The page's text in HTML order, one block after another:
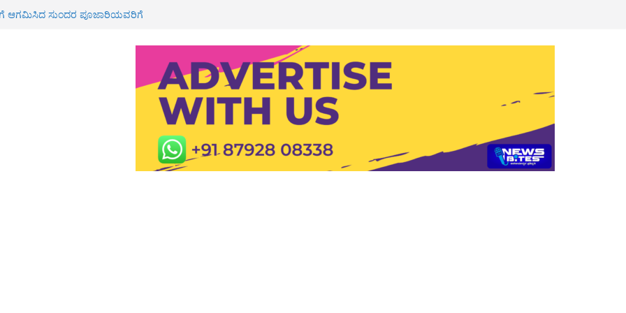
ಸಚಿವ ಯು.ಟಿ ಖಾದರ್ ಭೇಟಿ<br>
ಲಕ್ಷ ಪರಿಹಾರ ಮಂಜೂರು: ಶಾಸಕ